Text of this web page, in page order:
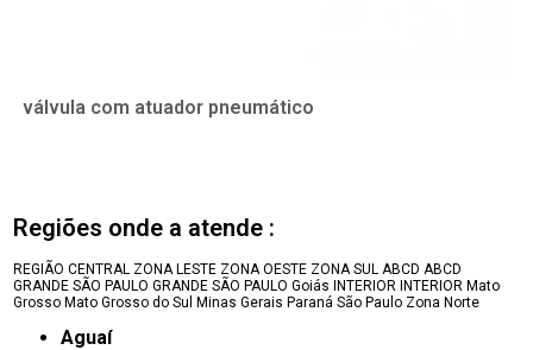
válvula com atuador pneumático
Regiões onde a atende :
REGIÃO CENTRAL ZONA LESTE ZONA OESTE ZONA SUL ABCD ABCD
GRANDE SÃO PAULO GRANDE SÃO PAULO Goiás INTERIOR INTERIOR Mato
Grosso Mato Grosso do Sul Minas Gerais Paraná São Paulo Zona Norte
Aguaí